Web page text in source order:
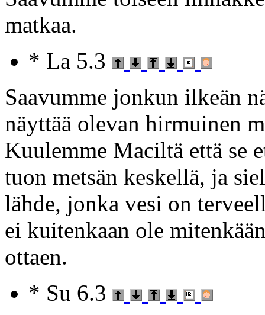
matkaa.
* La 5.3
Saavumme jonkun ilkeän
näyttää olevan hirmuinen
Kuulemme Maciltä että se
tuon metsän keskellä, ja
lähde, jonka vesi on
ei kuitenkaan ole
ottaen.
* Su 6.3